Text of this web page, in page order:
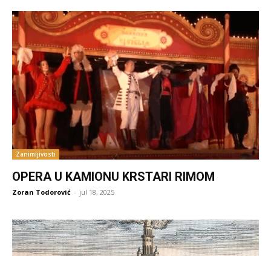
Zanimljivosti
OPERA U KAMIONU KRSTARI RIMOM
Zoran Todorović - jul 18, 2025